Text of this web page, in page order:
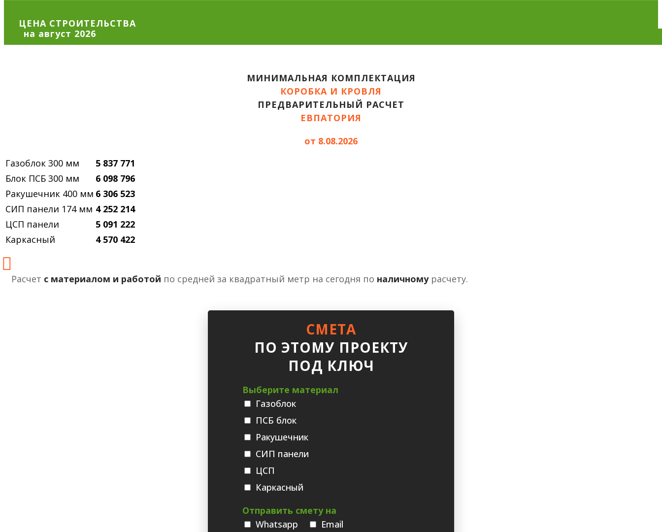
ЦЕНА СТРОИТЕЛЬСТВА
МИНИМАЛЬНАЯ КОМПЛЕКТАЦИЯ
КОРОБКА И КРОВЛЯ
ПРЕДВАРИТЕЛЬНЫЙ РАСЧЕТ
ЕВПАТОРИЯ
от 8.08.2026
Газоблок 300 мм
5 837 771
Блок ПСБ 300 мм
6 098 796
Ракушечник 400 мм 6 306 523
СИП панели 174 мм 4 252 214
ЦСП панели
5 091 222
Каркасный
4 570 422
Расчет с материалом и работой по средней за квадратный метр на сегодня по наличномурасчету.
СМЕТА
ПО ЭТОМУ ПРОЕКТУ
ПОД КЛЮЧ
Выберите материал
Газоблок
ПСБ блок
Ракушечник
СИП панели
ЦСП
Каркасный
Отправить смету на
Whatsаpp
Email